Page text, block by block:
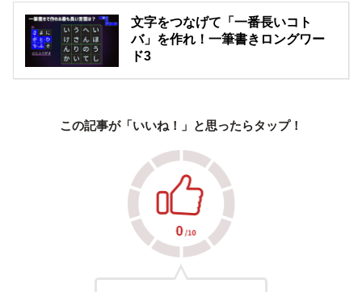
文字をつなげて「一番長いコト
バ」を作れ！一筆書きロングワー
ド3
この記事が「いいね！」と思ったらタップ！